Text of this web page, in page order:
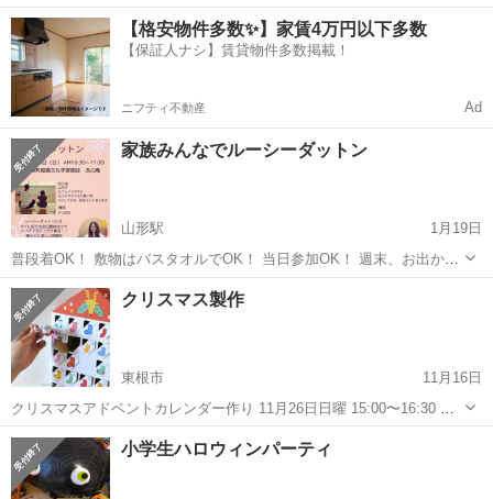
す。今年で13年目になります。 今回は 〜えいごであそぼう〜 簡単な
英語を使ってみんなで 遊びましょう 自然な形で英語に触れてみませ
ん...
山形 東根市 育児 キッズ
【格安物件多数✨】家賃4万円以下多数
【保証人ナシ】賃貸物件多数掲載！
ニフティ不動産 Ad
家族みんなでルーシーダットン
山形駅
1月19日
普段着OK！ 敷物はバスタオルでOK！ 当日参加OK！ 週末、お出かけ
先に悩むことはありませんか？ 家族みんなでヨガする週末なんていか
がでしょうか✨ パパやママがやってるのを見て 隣でお子さんがチャレ
ンジするも良し！ 塗り...
山形 山形市 山形駅 育児
クリスマス製作
東根市
11月16日
クリスマスアドベントカレンダー作り 11月26日日曜 15:00〜16:30 時
間内自由参加 会費 材料費1300円（製作キット、中にいれるお菓子、
シール等含む） 親子でも お子様、大人の方だけでもokで...
山形 東根市 育児 公民館
小学生ハロウィンパーティ